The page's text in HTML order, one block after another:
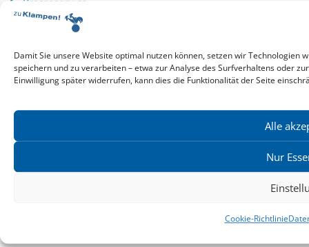
Damit Sie unsere Website optimal nutzen können, setzen wir Technologien
speichern und zu verarbeiten – etwa zur Analyse des Surfverhaltens oder
Einwilligung später widerrufen, kann dies die Funktionalität der Seite
Alle
Nur
Cookie-Richtlinie
Service für Handel & Veranstalter
Infos zur Manuskripteinreichung
Praktikumsstellen
Kontakt & Ansprechpartner
Impressum
Copyright ©2026: zu Klampen! Verlag. Alle Rechte vorbehalten.